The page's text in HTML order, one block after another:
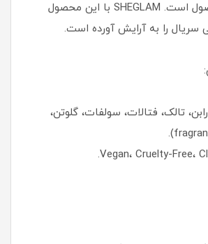
جزئیات این محصول است. SHEGLAM با این محصول
را به آرایش آورده است.
تالک، فتالات، سولفات، گلوتن،